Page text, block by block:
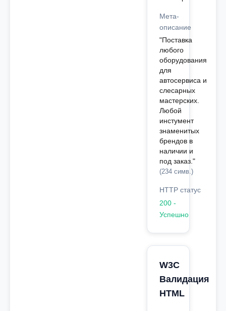
Мета-
описание
"Поставка
любого
оборудования
для
автосервиса и
слесарных
мастерских.
Любой
инстумент
знаменитых
брендов в
наличии и
под заказ."
(234 симв.)
HTTP статус
200 -
Успешно
W3C
Валидация
HTML